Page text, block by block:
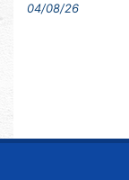
04/08/26